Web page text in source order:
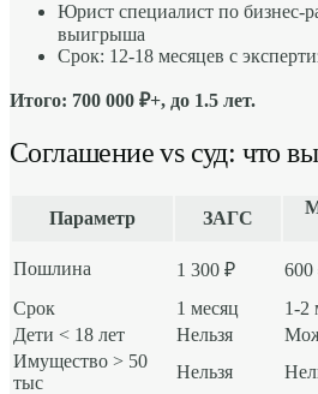
Юрист специалист по бизнес-
выигрыша
Срок: 12-18 месяцев с
Итого: 700 000 ₽+, до 1.5 лет.
Соглашение vs суд: что
Параметр ЗАГС
Пошлина
1 300 ₽ 600
Срок
1 месяц 1-2
Дети < 18 лет
Нельзя
Имущество > 50
тыс
Нельзя